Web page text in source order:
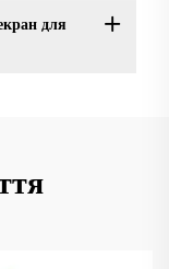
для